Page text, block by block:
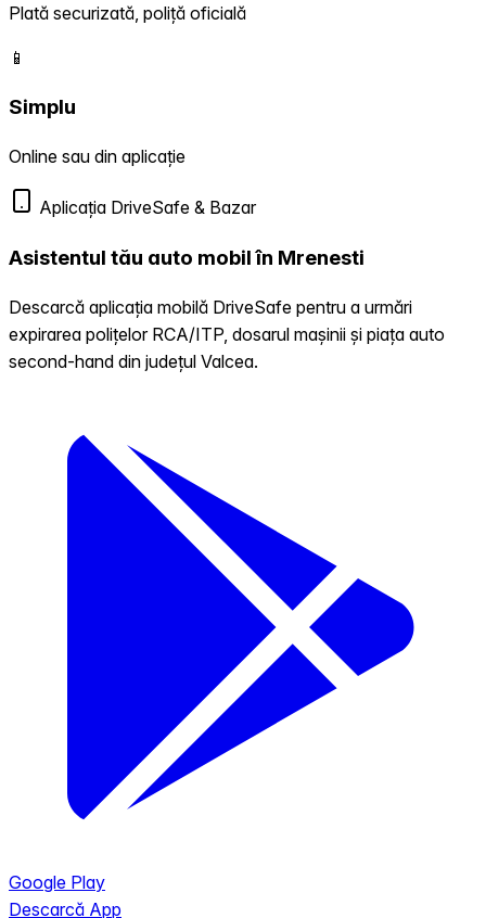
Plată securizată, poliță oficială
📱
Simplu
Online sau din aplicație
Aplicația DriveSafe & Bazar
Asistentul tău auto mobil în Mrenesti
Descarcă aplicația mobilă DriveSafe pentru a urmări
expirarea polițelor RCA/ITP, dosarul mașinii și piața auto
second-hand din județul Valcea.
Google Play
Descarcă App